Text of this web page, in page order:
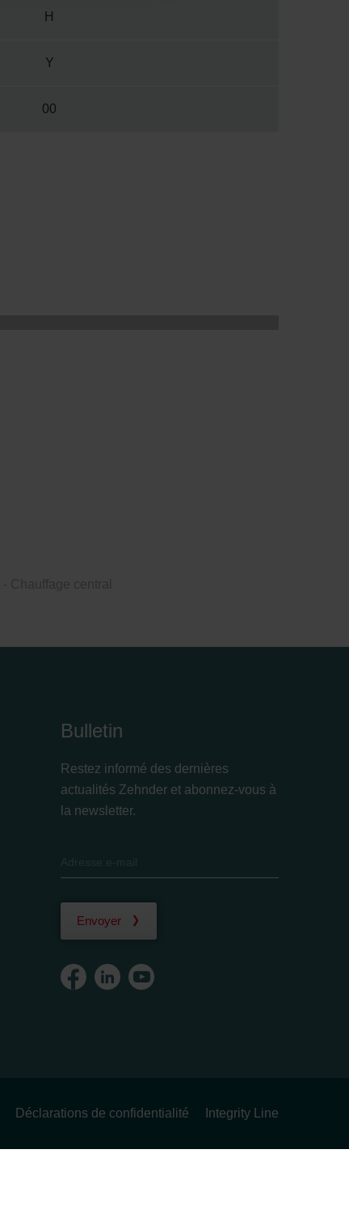
H
Y
00
Bulletin
Restez informé des dernières
actualités Zehnder et abonnez-vous à
la newsletter.
Envoyer
Déclarations de confidentialité Integrity Line